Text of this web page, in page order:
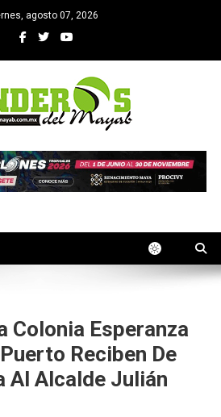
agosto 07, 2026
DEL MAYAB
Colonia Esperanza
Reciben De
Al Alcalde Julián